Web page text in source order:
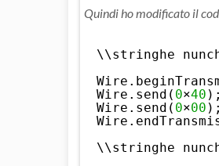
Quindi ho modificato il
\\stringhe
Wire.send( 0×40 );
Wire.send( 0×00 );
\\stringhe